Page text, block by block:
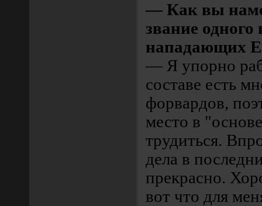
— Как вы
звание
нападающих
— Я упорно
составе есть
форвардов,
место в
трудиться.
дела в
прекрасно.
вот что для